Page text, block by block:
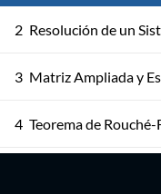
2 Resolución de un
3 Matriz Ampliada y
4 Teorema de
Introducción a